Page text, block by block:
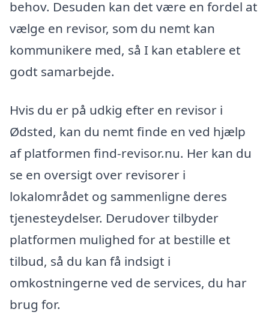
behov. Desuden kan det være en fordel at
vælge en revisor, som du nemt kan
kommunikere med, så I kan etablere et
godt samarbejde.
Hvis du er på udkig efter en revisor i
Ødsted, kan du nemt finde en ved hjælp
af platformen find-revisor.nu. Her kan du
se en oversigt over revisorer i
lokalområdet og sammenligne deres
tjenesteydelser. Derudover tilbyder
platformen mulighed for at bestille et
tilbud, så du kan få indsigt i
omkostningerne ved de services, du har
brug for.